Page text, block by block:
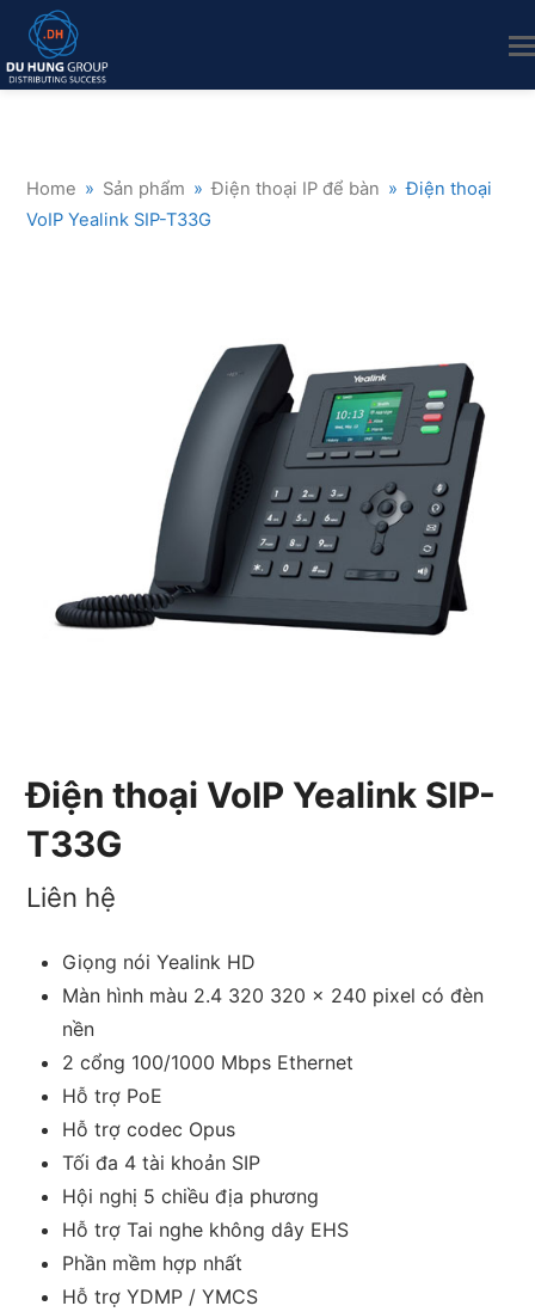
Home » Sản phẩm » Điện thoại IP để bàn » Điện thoại
VoIP Yealink SIP-T33G
Điện thoại VoIP Yealink SIP-
T33G
Liên hệ
Giọng nói Yealink HD
Màn hình màu 2.4 320 320 x 240 pixel có đèn
nền
2 cổng 100/1000 Mbps Ethernet
Hỗ trợ PoE
Hỗ trợ codec Opus
Tối đa 4 tài khoản SIP
Hội nghị 5 chiều địa phương
Hỗ trợ Tai nghe không dây EHS
Phần mềm hợp nhất
Hỗ trợ YDMP / YMCS